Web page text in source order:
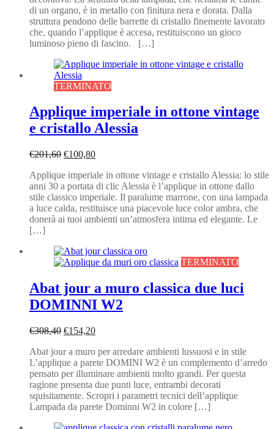
€319,20.€159,60.
di un organo, è in metallo con finitura nera e dorata. Dalla
struttura pendono delle barrette di cristallo finemente lavorato
che, quando l’applique è accesa, restituiscono un gioco
luminoso pieno di fascino. […]
TERMINATO
Applique imperiale in ottone vintage
e cristallo Alessia
€201,60 Il
originale
era:
€201,60.
€100,80Il
attuale
è:
€100,80.
Applique imperiale in ottone vintage e cristallo Alessia: lo stile
anni 30 a portata di clic Alessia è l’applique in ottone dallo
stile classico imperiale. Il paralume marrone, con una lampada
a luce calda, restituisce una piacevole luce color ambra, che
donerà ai tuoi ambienti un’atmosfera intima ed elegante. Le
[…]
TERMINATO
Abat jour a muro classica due luci
DOMINNI W2
€308,40 Il
originale
era:
€308,40.
€154,20Il
attuale
è:
€154,20.
Abat jour a muro per arredare ambienti lussuosi e in stile
L’applique a parete DOMINI W2 è un complemento d’arredo
pensato per illuminare ambienti molto grandi. Per questa
ragione presenta due punti luce, entrambi decorati
squisitamente. Scropri i parametri tecnici dell’applique
Lampada da parete Dominni W2 in colore […]